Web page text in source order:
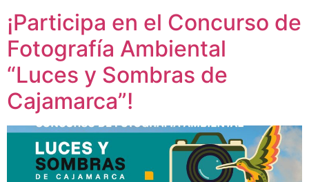
¡Participa en el Concurso de
Fotografía Ambiental
“Luces y Sombras de
Cajamarca”!